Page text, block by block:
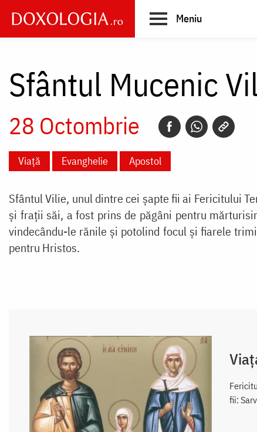
main
Meniu
Sfântul Mucenic
28 Octombrie
Viață Evanghelie Apostol
Sfântul Vilie, unul dintre cei șapte fii ai Fericitului
și frații săi, a fost prins de păgâni pentru
vindecându-le rănile și potolind focul și fiarele
pentru Hristos.
fii: